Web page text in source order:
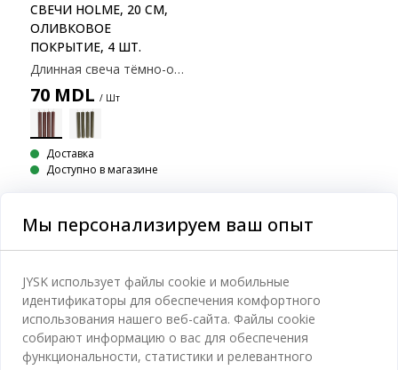
СВЕЧИ HOLME, 20 СМ,
ОЛИВКОВОЕ
ПОКРЫТИЕ, 4 ШТ.
Длинная свеча тёмно-оливкового цвета характерной шестиугольной формы. Время горения каждой свечи составляет приблизительно 9 часов. В упаковке 4 свечи. Ø2x20см
70 MDL / Шт
Доставка
Доступно в магазине
Категории
Спальня
Ванная
Отдел обслуживания клиентов
Мы персонализируем ваш опыт
JYSK использует файлы cookie и мобильные
идентификаторы для обеспечения комфортного
использования нашего веб-сайта. Файлы cookie
собирают информацию о вас для обеспечения
функциональности, статистики и релевантного